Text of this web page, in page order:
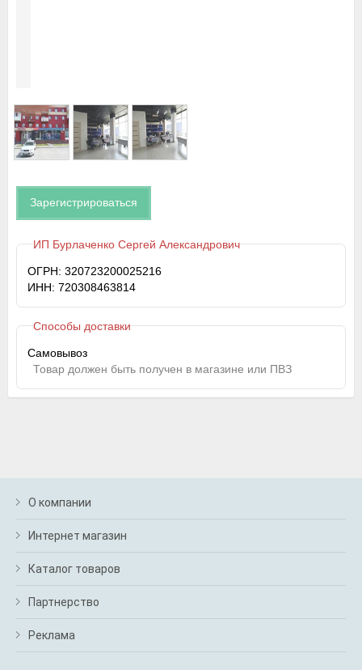
Зарегистрироваться
ИП Бурлаченко Сергей Александрович
ОГРН: 320723200025216
ИНН: 720308463814
Способы доставки
Самовывоз
Товар должен быть получен в магазине или ПВЗ
О компании
Интернет магазин
Каталог товаров
Партнерство
Реклама